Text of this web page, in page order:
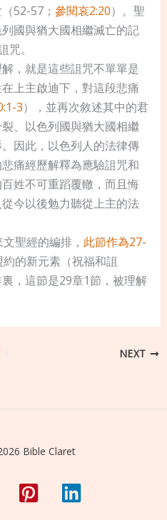
52-57； 參閱哀2:20）。聖
國與猶大國相繼滅亡的記
咒。
，就是這些詛咒不單單是
上主啟迪下，對這段悲痛
3），並再次敘述其中的君
、以色列國與猶大國相繼
因此，以色列人的法律傳
痛經歷解釋為應驗詛咒和
姓不可重蹈覆轍，而且悔
今以後勉力聽從上主的法
聖經的編排， 此節作為27-
的新元素（祝福和詛
，這節是29章1節，被理解
NEXT
Bible Claret